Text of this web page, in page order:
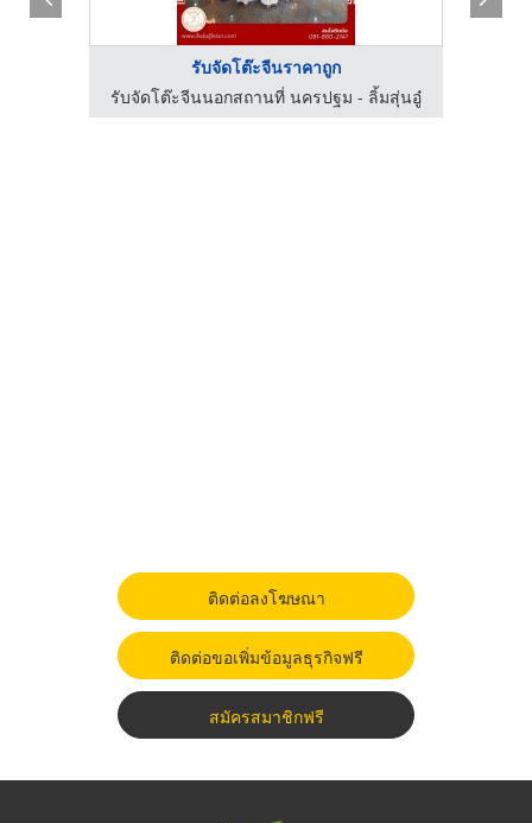
รับจัดโต๊ะจีนราคาถูก
รับจัดโต๊ะจีนนอกสถานที่ นครปฐม - ลิ้มสุ่นอู๋
ติดต่อลงโฆษณา
ติดต่อขอเพิ่มข้อมูลธุรกิจฟรี
สมัครสมาชิกฟรี